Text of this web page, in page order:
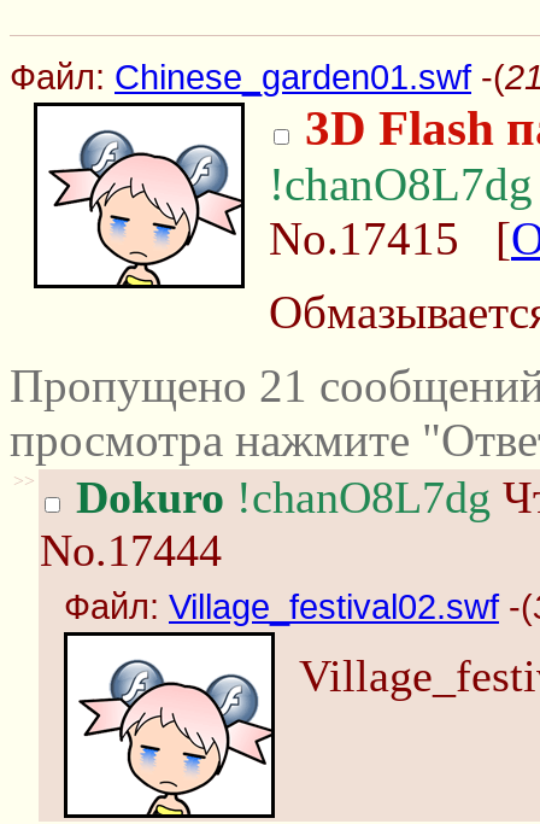
Файл: Chinese_garden01.swf-(
3D Flash
!chanO8L7dg
No.17415 [
Пропущено 21
просмотра нажмите
>> Dokuro !chanO8L7dg
No.17444
Файл: Village_festival02.swf -(